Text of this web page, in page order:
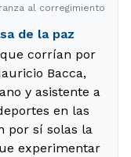
al corregimiento
de la paz
corrían por
Bacca,
y asistente a
en las
por sí solas la
experimentar